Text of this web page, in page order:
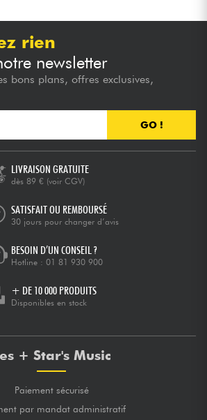
rien
newsletter
bons plans, offres exclusives,
GO !
LIVRAISON GRATUITE
dès 89 € (voir CGV)
SATISFAIT OU REMBOURSÉ
30 jours pour changer d’avis
BESOIN D’UN CONSEIL ?
Hotline : 01 81 930 900
+ DE 10 000 PRODUITS
Disponibles en stock
+ Star's Music
Paiement sécurisé
par mandat administratif